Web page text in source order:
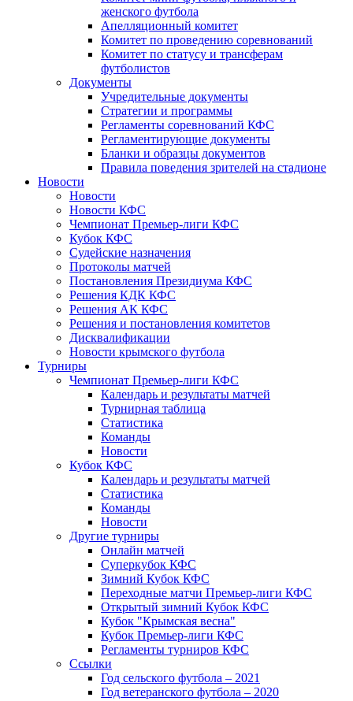
женского футбола
Апелляционный комитет
Комитет по проведению соревнований
Комитет по статусу и трансферам
футболистов
Документы
Учредительные документы
Стратегии и программы
Регламенты соревнований КФС
Регламентирующие документы
Бланки и образцы документов
Правила поведения зрителей на стадионе
Новости
Новости
Новости КФС
Чемпионат Премьер-лиги КФС
Кубок КФС
Судейские назначения
Протоколы матчей
Постановления Президиума КФС
Решения КДК КФС
Решения АК КФС
Решения и постановления комитетов
Дисквалификации
Новости крымского футбола
Турниры
Чемпионат Премьер-лиги КФС
Календарь и результаты матчей
Турнирная таблица
Статистика
Команды
Новости
Кубок КФС
Календарь и результаты матчей
Статистика
Команды
Новости
Другие турниры
Онлайн матчей
Суперкубок КФС
Зимний Кубок КФС
Переходные матчи Премьер-лиги КФС
Открытый зимний Кубок КФС
Кубок "Крымская весна"
Кубок Премьер-лиги КФС
Регламенты турниров КФС
Ссылки
Год сельского футбола – 2021
Год ветеранского футбола – 2020